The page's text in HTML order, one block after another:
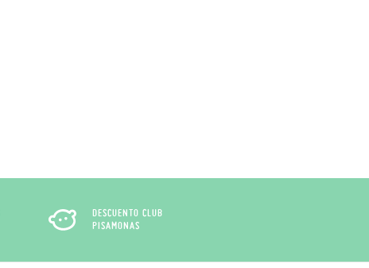
DESCUENTO CLUB
PISAMONAS